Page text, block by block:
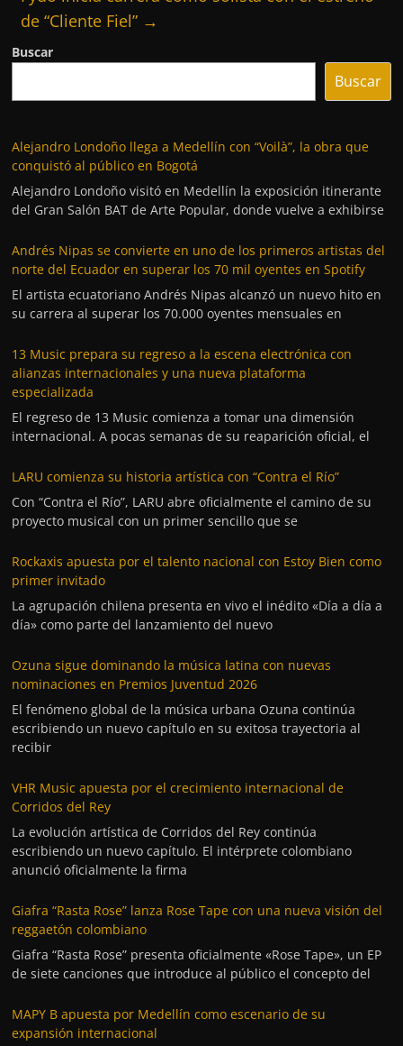
de “Cliente Fiel” →
Buscar
Buscar
Alejandro Londoño llega a Medellín con “Voilà”, la obra que
conquistó al público en Bogotá
Alejandro Londoño visitó en Medellín la exposición itinerante
del Gran Salón BAT de Arte Popular, donde vuelve a exhibirse
Andrés Nipas se convierte en uno de los primeros artistas del
norte del Ecuador en superar los 70 mil oyentes en Spotify
El artista ecuatoriano Andrés Nipas alcanzó un nuevo hito en
su carrera al superar los 70.000 oyentes mensuales en
13 Music prepara su regreso a la escena electrónica con
alianzas internacionales y una nueva plataforma
especializada
El regreso de 13 Music comienza a tomar una dimensión
internacional. A pocas semanas de su reaparición oficial, el
LARU comienza su historia artística con “Contra el Río”
Con “Contra el Río”, LARU abre oficialmente el camino de su
proyecto musical con un primer sencillo que se
Rockaxis apuesta por el talento nacional con Estoy Bien como
primer invitado
La agrupación chilena presenta en vivo el inédito «Día a día a
día» como parte del lanzamiento del nuevo
Ozuna sigue dominando la música latina con nuevas
nominaciones en Premios Juventud 2026
El fenómeno global de la música urbana Ozuna continúa
escribiendo un nuevo capítulo en su exitosa trayectoria al
recibir
VHR Music apuesta por el crecimiento internacional de
Corridos del Rey
La evolución artística de Corridos del Rey continúa
escribiendo un nuevo capítulo. El intérprete colombiano
anunció oficialmente la firma
Giafra “Rasta Rose” lanza Rose Tape con una nueva visión del
reggaetón colombiano
Giafra “Rasta Rose” presenta oficialmente «Rose Tape», un EP
de siete canciones que introduce al público el concepto del
MAPY B apuesta por Medellín como escenario de su
expansión internacional